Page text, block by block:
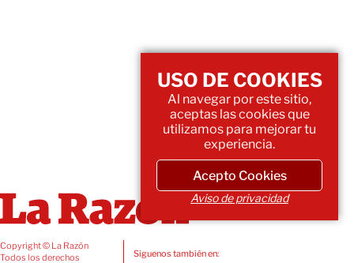
Copyright © La Razón
Todos los derechos
Siguenos también en:
USO DE COOKIES
Al navegar por este sitio,
aceptas las cookies que
utilizamos para mejorar tu
experiencia.
Acepto Cookies
Aviso de privacidad